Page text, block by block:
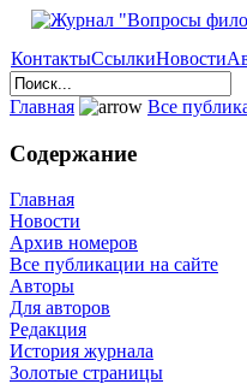
КонтактыСсылкиНовости
Главная Все
Содержание
Главная
Новости
Архив номеров
Все публикации на сайте
Авторы
Для авторов
Редакция
История журнала
Золотые страницы